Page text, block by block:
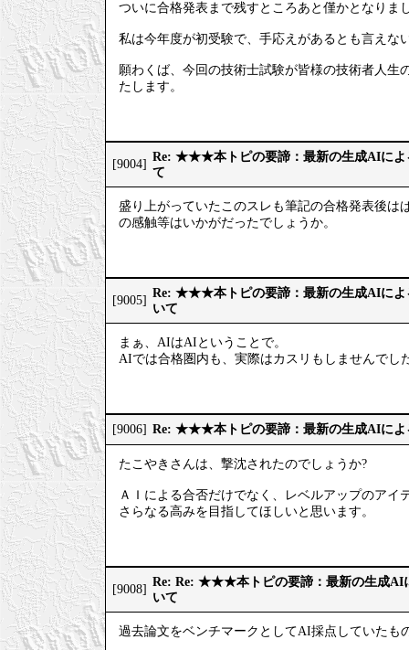
ついに合格発表まで残すところあと僅かとなりま
私は今年度が初受験で、手応えがあるとも言えな
願わくば、今回の技術士試験が皆様の技術者人生
たします。
[9004]
Re: ★★★本トピの要諦：最新の生成AIによ
て
盛り上がっていたこのスレも筆記の合格発表後
の感触等はいかがだったでしょうか。
[9005]
Re: ★★★本トピの要諦：最新の生成AIによ
いて
まぁ、AIはAIということで。
AIでは合格圏内も、実際はカスリもしませんでし
[9006] Re: ★★★本トピの要諦：最新の生成AIによ
たこやきさんは、撃沈されたのでしょうか?
ＡＩによる合否だけでなく、レベルアップのアイ
さらなる高みを目指してほしいと思います。
[9008]
Re: Re: ★★★本トピの要諦：最新の生成AI
いて
過去論文をベンチマークとしてAI採点していたも